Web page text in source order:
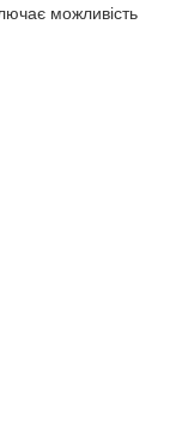
можливість